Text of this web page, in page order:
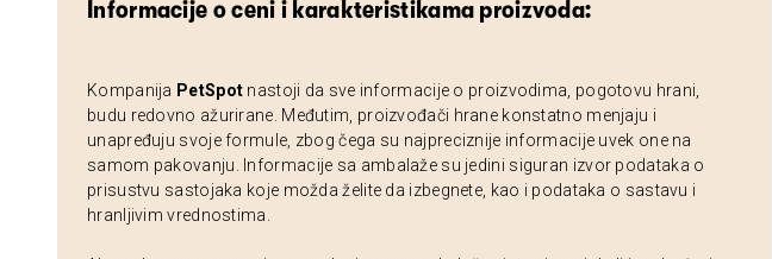
Informacije o ceni i karakteristikama proizvoda:
Kompanija PetSpot nastoji da sve informacije o proizvodima, pogotovu hrani,
budu redovno ažurirane. Međutim, proizvođači hrane konstatno menjaju i
unapređuju svoje formule, zbog čega su najpreciznije informacije uvek one na
samom pakovanju. Informacije sa ambalaže su jedini siguran izvor podataka o
prisustvu sastojaka koje možda želite da izbegnete, kao i podataka o sastavu i
hranljivim vrednostima.